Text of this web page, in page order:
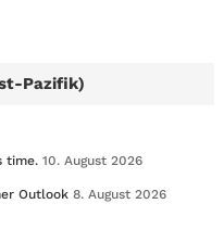
Pazifik)
time. 10. August 2026
Outlook 8. August 2026